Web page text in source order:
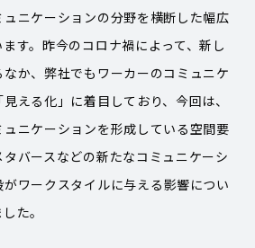
ニケーションの分野を横断した幅広
す。昨今のコロナ禍によって、新し
か、弊社でもワーカーのコミュニケ
える化」に着目しており、今回は、
ニケーションを形成している空間要
バースなどの新たなコミュニケーシ
ワークスタイルに与える影響につい
た。